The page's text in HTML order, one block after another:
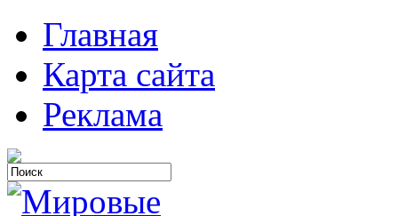
Главная
Карта сайта
Реклама